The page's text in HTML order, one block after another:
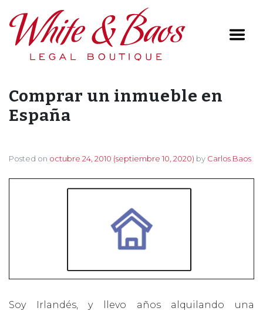
Main Navigation
Comprar un inmueble en
España
Posted on octubre 24, 2010 (septiembre 10, 2020) by Carlos Baos
Soy Irlandés, y llevo años alquilando una